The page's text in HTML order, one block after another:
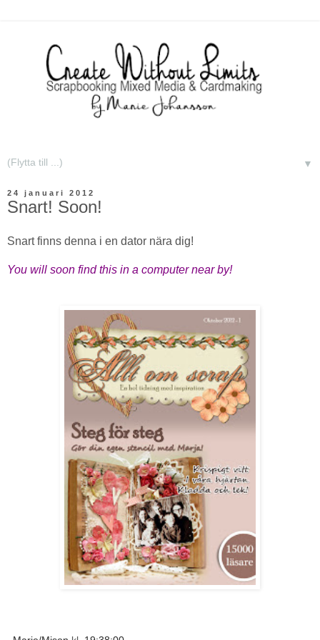
▼
24 januari 2012
Snart! Soon!
Snart finns denna i en dator nära dig!
You will soon find this in a computer near by!